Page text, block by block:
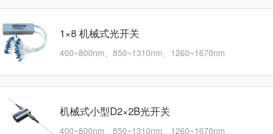
1×8 机械式光开关
400~800nm、850~1310nm、1260~1670nm
机械式小型D2×2B光开关
400~800nm、850~1310nm、1260~1670nm